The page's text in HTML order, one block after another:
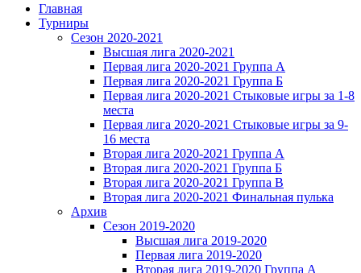
Главная
Турниры
Сезон 2020-2021
Высшая лига 2020-2021
Первая лига 2020-2021 Группа А
Первая лига 2020-2021 Группа Б
Первая лига 2020-2021 Стыковые игры за 1-8
места
Первая лига 2020-2021 Стыковые игры за 9-
16 места
Вторая лига 2020-2021 Группа А
Вторая лига 2020-2021 Группа Б
Вторая лига 2020-2021 Группа В
Вторая лига 2020-2021 Финальная пулька
Архив
Сезон 2019-2020
Высшая лига 2019-2020
Первая лига 2019-2020
Вторая лига 2019-2020 Группа А